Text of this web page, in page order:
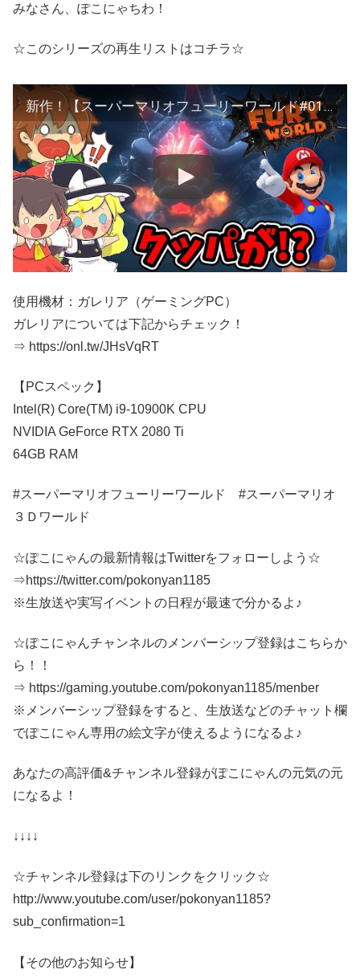
みなさん、ぽこにゃちわ！
☆このシリーズの再生リストはコチラ☆
新作！【スーパーマリオフューリーワールド#01】どうしたクッパにまさかの異変！？【ゆっくり実況プレイ】
使用機材：ガレリア（​ゲーミングPC​）
ガレリアについては下記からチェック​！
⇒ https://onl.tw/JHsVqRT
【PCスペック】
Intel(R) Core(TM) i9-10900K CPU
NVIDIA GeForce RTX 2080 Ti
64GB RAM
#スーパーマリオフューリーワールド #スーパーマリオ
３Ｄワールド
☆ぽこにゃんの最新情報はTwitterをフォローしよう☆
⇒https://twitter.com/pokonyan1185
※生放送や実写イベントの日程が最速で分かるよ♪
☆ぽこにゃんチャンネルのメンバーシップ登録はこちらか
ら！！
⇒ https://gaming.youtube.com/pokonyan1185/menber
※メンバーシップ登録をすると、生放送などのチャット欄
でぽこにゃん専用の絵文字が使えるようになるよ♪
あなたの高評価&チャンネル登録がぽこにゃんの元気の元
になるよ！
↓↓↓↓
☆チャンネル登録は下のリンクをクリック☆
http://www.youtube.com/user/pokonyan1185?
sub_confirmation=1
【その他のお知らせ】